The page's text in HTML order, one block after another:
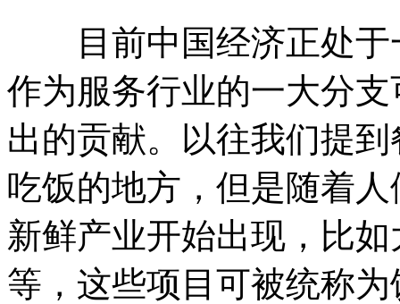
目前中国经济正处于
作为服务行业的一大分
出的贡献。以往我们提
吃饭的地方，但是随着
新鲜产业开始出现，比
等，这些项目可被统称